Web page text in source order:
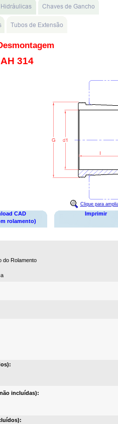
314
Clique para
CAD
rolamento)
Imprimir
do Rolamento
incluídas):